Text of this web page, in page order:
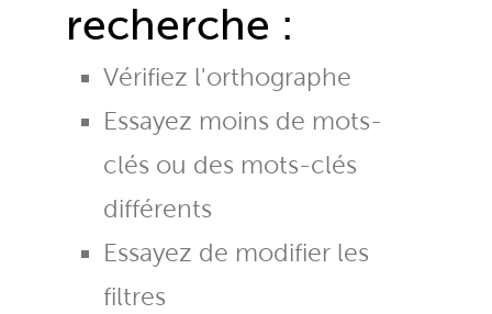
recherche :
Vérifiez l'orthographe
Essayez moins de mots-
clés ou des mots-clés
différents
Essayez de modifier les
filtres